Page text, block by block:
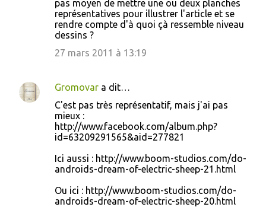
t
a
pas moyen de mettre une ou deux planches
représentatives pour illustrer l'article et se
rendre compte d'à quoi çà ressemble niveau
dessins ?
27 mars 2011 à 13:19
Gromovar a dit…
C'est pas très représentatif, mais j'ai pas
mieux :
http://www.facebook.com/album.php?
id=63209291565&aid=277821
Ici aussi : http://www.boom-studios.com/do-
androids-dream-of-electric-sheep-21.html
Ou ici : http://www.boom-studios.com/do-
androids-dream-of-electric-sheep-20.html